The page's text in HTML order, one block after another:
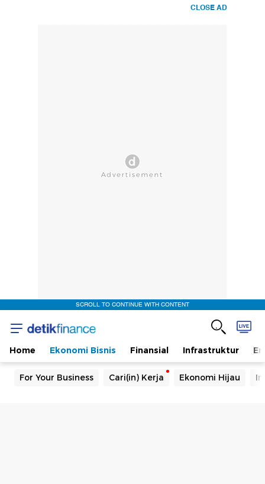
CLOSE AD
SCROLL TO CONTINUE WITH CONTENT
Home Ekonomi Bisnis Finansial Infrastruktur
For Your Business Cari(in) Kerja Ekonomi Hijau